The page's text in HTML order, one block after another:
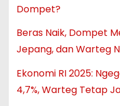
Dompet?
Beras Naik, Dompet
Jepang, dan Warteg
Ekonomi RI 2025:
4,7%, Warteg Tetap